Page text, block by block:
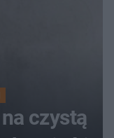
czystą